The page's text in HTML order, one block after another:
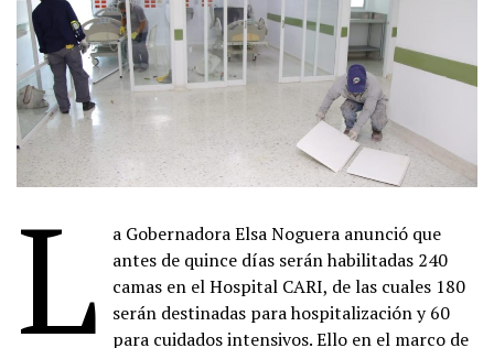
L
a Gobernadora Elsa Noguera anunció que
antes de quince días serán habilitadas 240
camas en el Hospital CARI, de las cuales 180
serán destinadas para hospitalización y 60
para cuidados intensivos. Ello en el marco de